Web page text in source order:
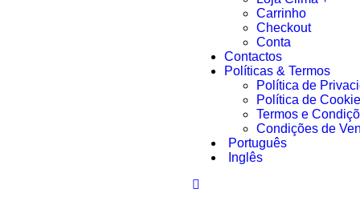
Carrinho
Checkout
Conta
Contactos
Políticas & Termos
Política de
Política de
Termos e
Condições de
Português
Inglês